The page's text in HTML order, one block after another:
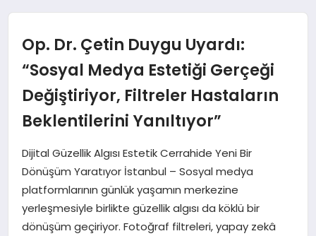
GÜNDEM
MAGAZIN
SIYASET
SPOR
TEKNOLOJI
YAŞAM
Op. Dr. Çetin Duygu Uyardı:
“Sosyal Medya Estetiği Gerçeği
Değiştiriyor, Filtreler Hastaların
Beklentilerini Yanıltıyor”
Dijital Güzellik Algısı Estetik Cerrahide Yeni Bir
Dönüşüm Yaratıyor İstanbul – Sosyal medya
platformlarının günlük yaşamın merkezine
yerleşmesiyle birlikte güzellik algısı da köklü bir
dönüşüm geçiriyor. Fotoğraf filtreleri, yapay zekâ